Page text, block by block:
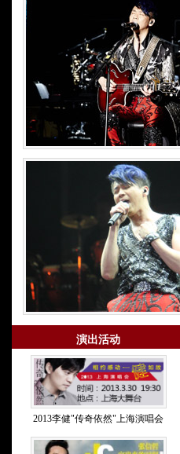
演出活动
2013李健"传奇依然"上海演唱会